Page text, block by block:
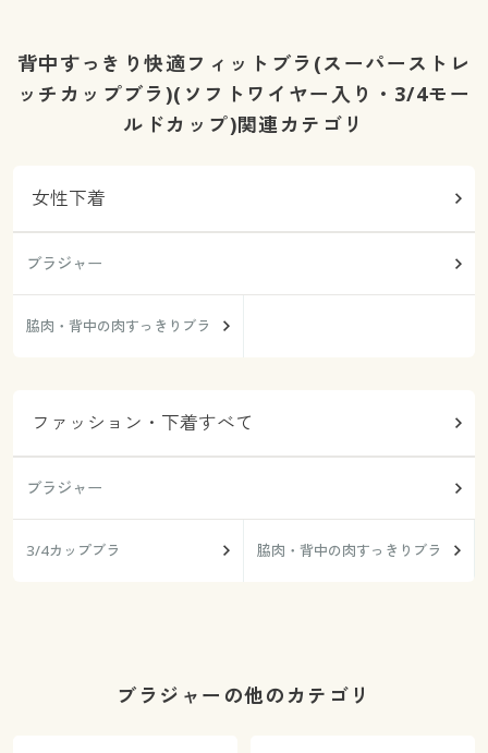
背中すっきり快適フィットブラ(スーパーストレ
ッチカップブラ)(ソフトワイヤー入り・3/4モー
ルドカップ)関連カテゴリ
女性下着
ブラジャー
脇肉・背中の肉すっきりブラ
ファッション・下着すべて
ブラジャー
3/4カップブラ 脇肉・背中の肉すっきりブラ
ブラジャーの他のカテゴリ